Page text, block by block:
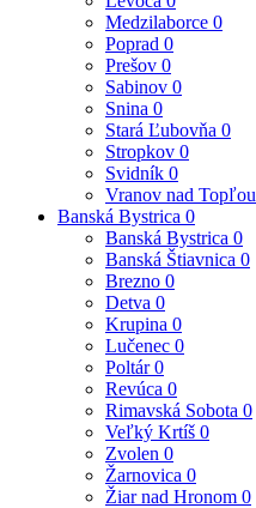
Medzilaborce 0
Poprad 0
Prešov 0
Sabinov 0
Snina 0
Stará Ľubovňa 0
Stropkov 0
Svidník 0
Vranov nad Topľou
Banská Bystrica 0
Banská Bystrica 0
Banská Štiavnica 0
Brezno 0
Detva 0
Krupina 0
Lučenec 0
Poltár0
Revúca 0
Rimavská Sobota 0
Veľký Krtíš 0
Zvolen 0
Žarnovica 0
Žiar nad Hronom 0